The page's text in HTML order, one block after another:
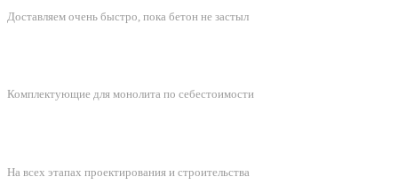
Доставляем очень быстро, пока бетон не застыл
Комплектующие для монолита по себестоимости
На всех этапах проектирования и строительства